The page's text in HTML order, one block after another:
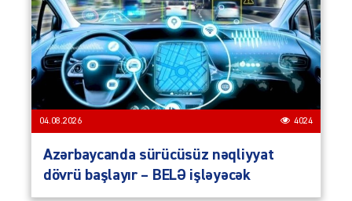
04.08.2026 4024
Azərbaycanda sürücüsüz nəqliyyat
dövrü başlayır – BELƏ işləyəcək